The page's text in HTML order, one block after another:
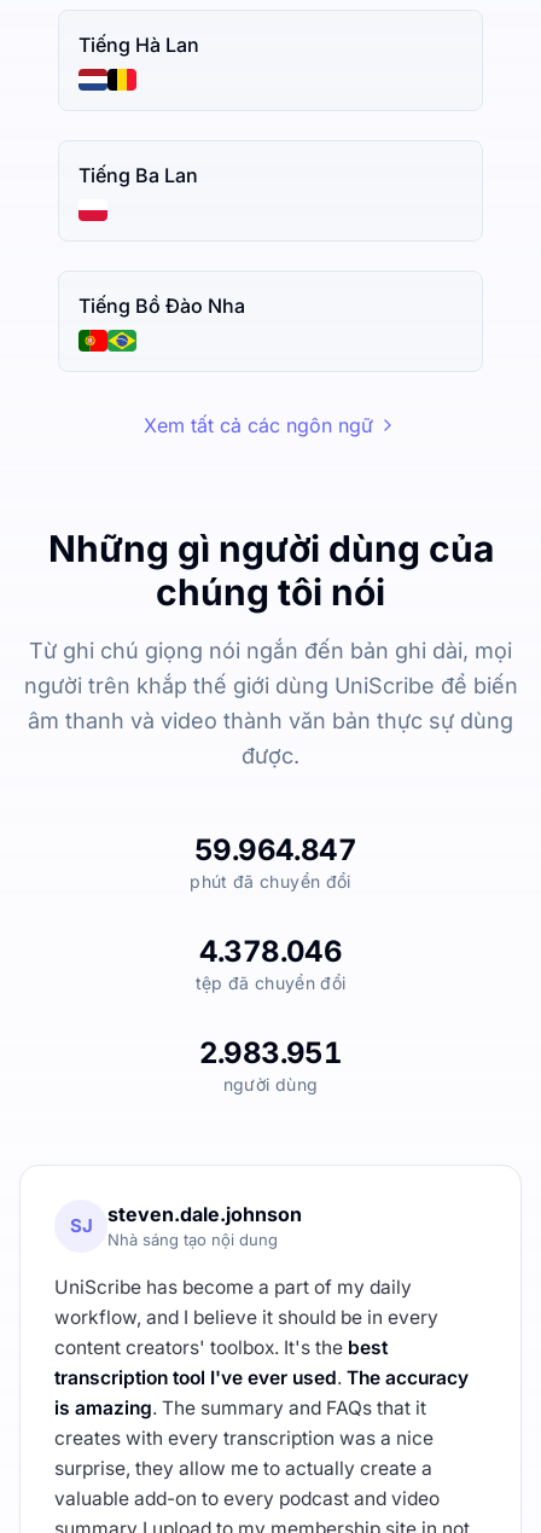
Tiếng Hà Lan
Tiếng Ba Lan
Tiếng Bồ Đào Nha
Xem tất cả các ngôn ngữ
Những gì người dùng của
chúng tôi nói
Từ ghi chú giọng nói ngắn đến bản ghi dài, mọi
người trên khắp thế giới dùng UniScribe để biến
âm thanh và video thành văn bản thực sự dùng
được.
59.964.847
phút đã chuyển đổi
4.378.046
tệp đã chuyển đổi
2.983.951
người dùng
SJ steven.dale.johnson
Nhà sáng tạo nội dung
UniScribe has become a part of my daily
workflow, and I believe it should be in every
content creators' toolbox. It's the best
transcription tool I've ever used. The accuracy
is amazing. The summary and FAQs that it
creates with every transcription was a nice
surprise, they allow me to actually create a
valuable add-on to every podcast and video
summary I upload to my membership site in not